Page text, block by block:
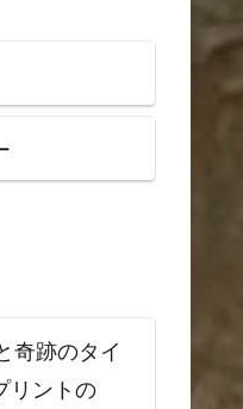
奇跡のタイ
リントの